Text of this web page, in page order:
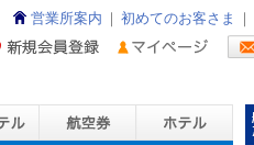
営業所案内 初めてのお客さま